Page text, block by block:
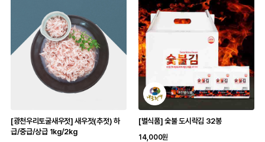
[광천우리토굴새우젓] 새우젓(추젓) 하
급/중급/상급 1kg/2kg
[별식품] 숯불 도시락김 32봉
14,000원